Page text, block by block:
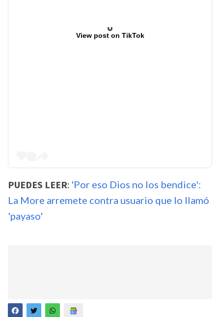
View post on TikTok
PUEDES LEER: 'Por eso Dios no los bendice':
La More arremete contra usuario que lo llamó
'payaso'